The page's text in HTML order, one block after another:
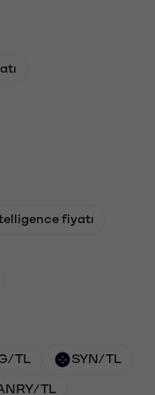
fiyatı
TL SYN/TL
TL